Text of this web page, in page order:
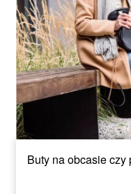
Buty na obcasie czy